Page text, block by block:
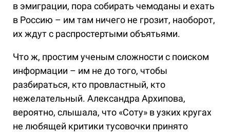
в эмиграции, пора собирать чемоданы и ехать
в Россию – им там ничего не грозит, наоборот,
их ждут с распростертыми объятьями.
Что ж, простим ученым сложности с поиском
информации – им не до того, чтобы
разбираться, кто провластный, кто
нежелательный. Александра Архипова,
вероятно, слышала, что «Соту» в узких кругах
не любящей критики тусовочки принято